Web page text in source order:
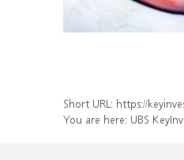
Short URL: https://
You are here: UBS